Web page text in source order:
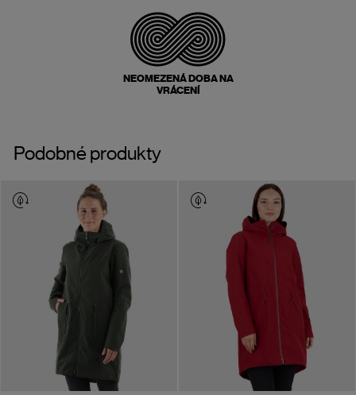
NEOMEZENÁ DOBA NA
VRÁCENÍ
Podobné produkty